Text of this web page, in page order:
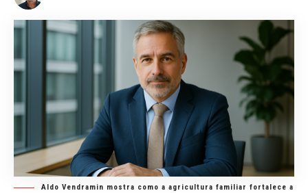
Aldo Vendramin mostra como a agricultura familiar fortalece a